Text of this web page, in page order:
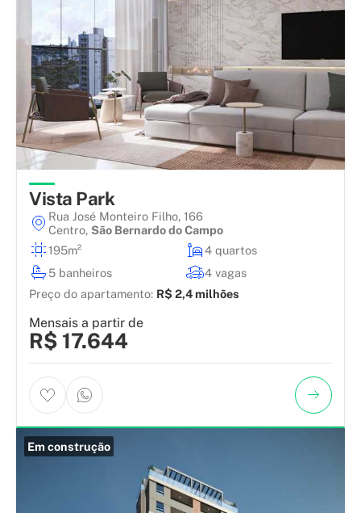
Vista Park
Rua José Monteiro Filho, 166
Centro, São Bernardo do Campo
195m²
4 quartos
5 banheiros
4 vagas
Preço do apartamento: R$ 2,4 milhões
Mensais a partir de
R$ 17.644
Em construção